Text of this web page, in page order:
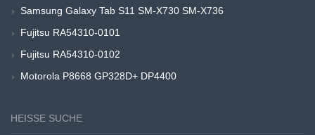
Samsung Galaxy Tab S11 SM-X730 SM-X736
Fujitsu RA54310-0101
Fujitsu RA54310-0102
Motorola P8668 GP328D+ DP4400
HEISSE SUCHE